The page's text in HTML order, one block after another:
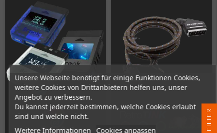
Unsere Webseite benötigt für einige Funktionen Cookies,
weitere Cookies von Drittanbietern helfen uns, unser
Angebot zu verbessern.
Du kannst jederzeit bestimmen, welche Cookies erlaubt
sind und welche nicht.
Weitere Informationen Cookies anpassen R